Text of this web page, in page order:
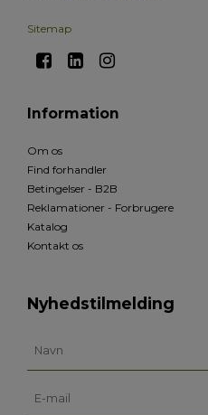
Sitemap
Information
Om os
Find forhandler
Betingelser - B2B
Reklamationer - Forbrugere
Katalog
Kontakt os
Nyhedstilmelding